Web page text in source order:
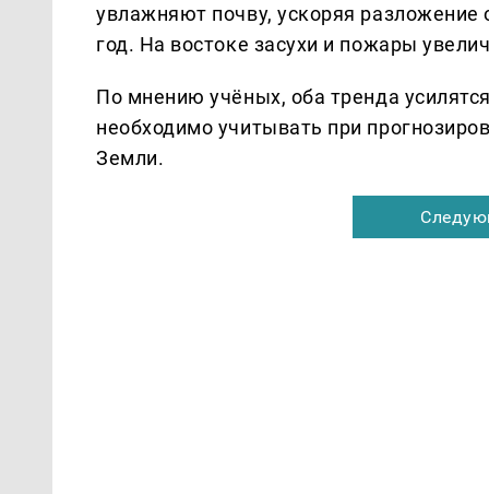
увлажняют почву, ускоряя разложение
год. На востоке засухи и пожары
По мнению учёных, оба тренда
необходимо учитывать при
Земли.